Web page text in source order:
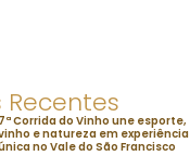
Recentes
7ª Corrida do Vinho une esporte,
e natureza em experiência
no Vale do São Francisco